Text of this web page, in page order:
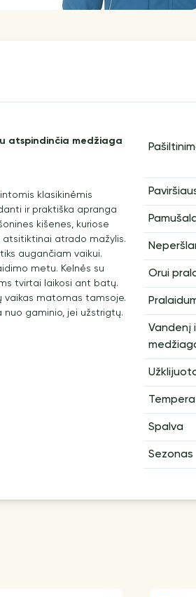
atspindinčia medžiaga
klasikinėmis
ir praktiška apranga
kišenes, kuriose
atsitiktinai atrado mažylis.
augančiam vaikui.
metu. Kelnės su
tvirtai laikosi ant batų.
vaikas matomas tamsoje.
gaminio, jei užstrigtų.
Orui
Vandenį
Spalva
Sezonas